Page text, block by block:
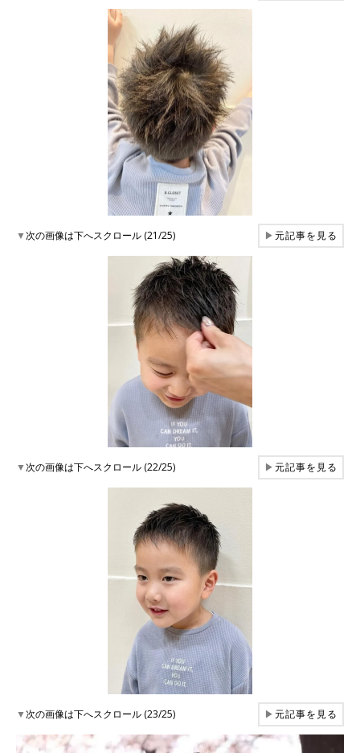
▼次の画像は下へスクロール (21/25) ▶元記事を見る
▼次の画像は下へスクロール (22/25) ▶元記事を見る
▼次の画像は下へスクロール (23/25) ▶元記事を見る